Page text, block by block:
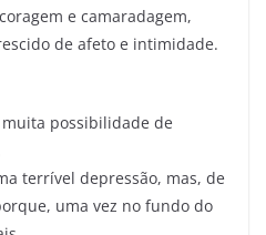
e camaradagem,
de afeto e intimidade.
possibilidade de
terrível depressão, mas, de
uma vez no fundo do